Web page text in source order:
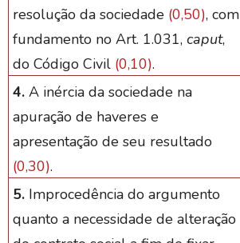
resolução da sociedade (0,50), com
fundamento no Art. 1.031, caput,
do Código Civil (0,10).
4.A inércia da sociedade na
apuração de haveres e
apresentação de seu resultado
(0,30).
5.Improcedência do argumento
quanto a necessidade de alteração